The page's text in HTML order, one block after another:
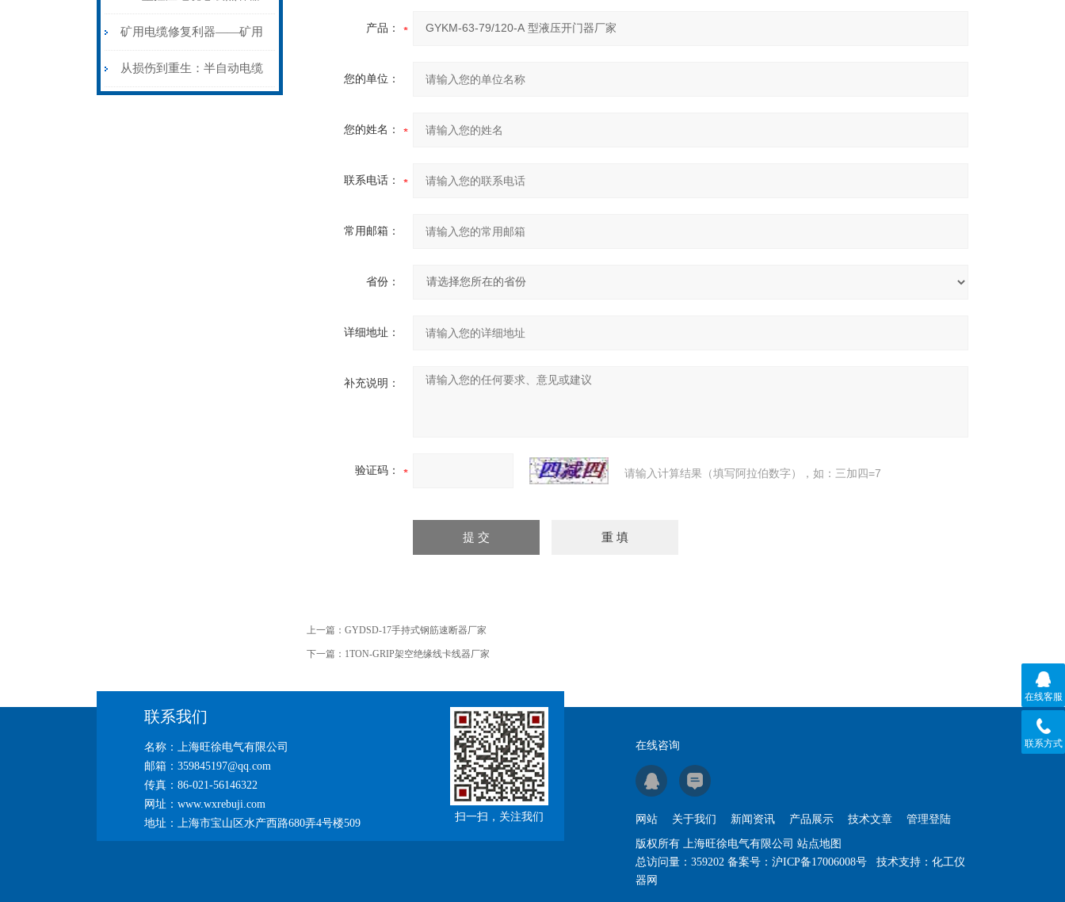
生”
安装与接线：精准修复的工
艺基石
矿用电缆修复利器——矿用
电缆热补机智能控温，安全
从损伤到重生：半自动电缆
产品：
您的单位：
您的姓名：
联系电话：
常用邮箱：
省份：
详细地址：
补充说明：
验证码： 请输入计算结果（填写阿拉伯数字），如：三加四=7
上一篇： GYDSD-17手持式钢筋速断器厂家
下一篇： 1TON-GRIP架空绝缘线卡线器厂家
联系我们
名称：上海旺徐电气有限公司
邮箱：359845197@qq.com
传真：86-021-56146322
网址：www.wxrebuji.com
地址：上海市宝山区水产西路680弄4号楼509
扫一扫，关注我们
在线咨询
网站 关于我们 新闻资讯 产品展示 技术文章 管理登陆
版权所有 上海旺徐电气有限公司 站点地图
总访问量： 359202 备案号： 沪ICP备17006008号 技术支持： 化工仪
器网
在线客服
联系方式